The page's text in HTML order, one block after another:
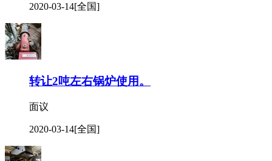
2020-03-14[全国]
转让2吨左右锅炉使用。
面议
2020-03-14[全国]